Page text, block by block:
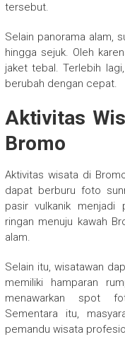
tersebut.
Selain panorama alam,
hingga sejuk. Oleh
jaket tebal. Terlebih
berubah dengan cepat.
Aktivitas
Bromo
Aktivitas wisata di
dapat berburu foto
pasir vulkanik menjadi
ringan menuju kawah
alam.
Selain itu, wisatawan
memiliki hamparan
menawarkan spot
Sementara itu,
pemandu wisata